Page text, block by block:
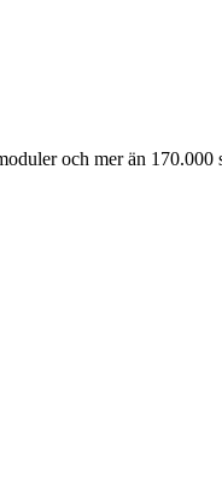
och mer än 170.000